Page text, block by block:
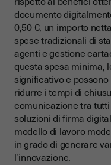
documento
0,50 €, un importo
spese tradizionali di
agenti e gestione
questa spesa minima,
significativo e
ridurre i tempi di
comunicazione tra
soluzioni di firma
modello di lavoro
in grado di generare
l’innovazione.